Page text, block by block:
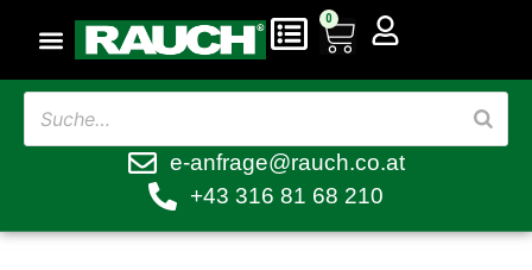
0
e-anfrage@rauch.co.at
+43 316 81 68 210